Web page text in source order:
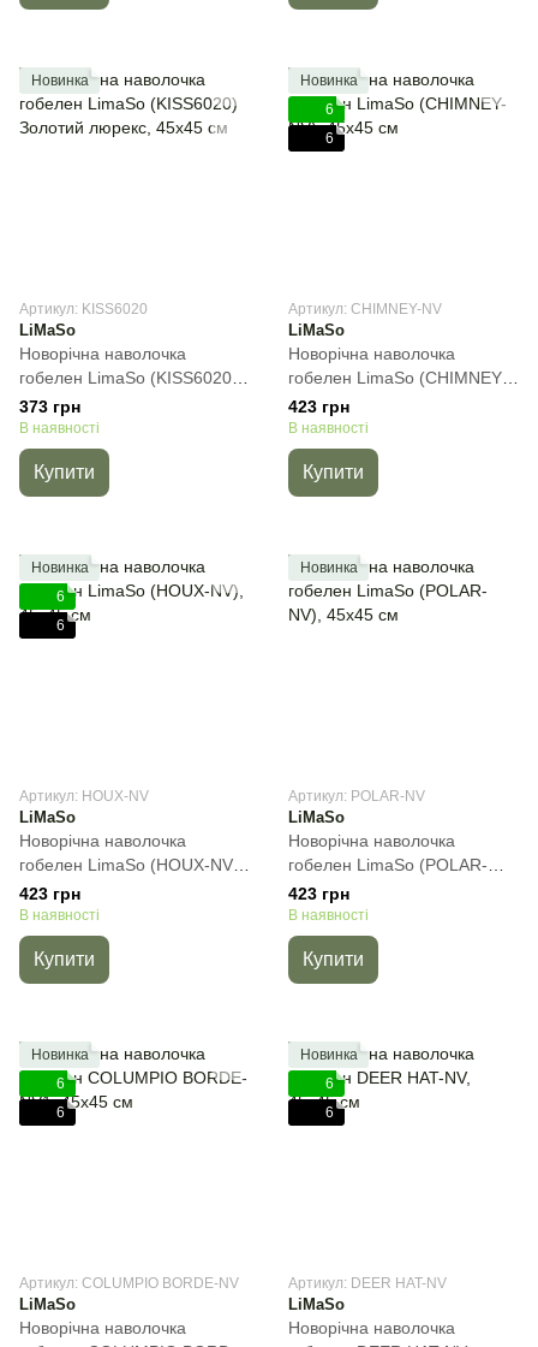
Новинка
Артикул: KISS6020
LiMaSo
Новорічна наволочка
гобелен LimaSo (KISS6020)
Золотий люрекс, 45х45 см
373 грн
В наявності
Купити
Новинка
6
6
Артикул: CHIMNEY-NV
LiMaSo
Новорічна наволочка
гобелен LimaSo (CHIMNEY-
NV), 45х45 см
423 грн
В наявності
Купити
Новинка
6
6
Артикул: HOUX-NV
LiMaSo
Новорічна наволочка
гобелен LimaSo (HOUX-NV),
45х45 см
423 грн
В наявності
Купити
Новинка
Артикул: POLAR-NV
LiMaSo
Новорічна наволочка
гобелен LimaSo (POLAR-
NV), 45х45 см
423 грн
В наявності
Купити
Новинка
6
6
Артикул: COLUMPIO BORDE-NV
LiMaSo
Новорічна наволочка
Новинка
6
6
Артикул: DEER HAT-NV
LiMaSo
Новорічна наволочка